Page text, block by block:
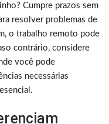
Cumpre prazos sem
resolver problemas de
o trabalho remoto pode
contrário, considere
você pode
necessárias